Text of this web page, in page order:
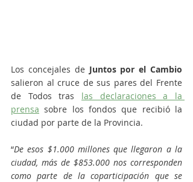
Los concejales de Juntos por el Cambio
salieron al cruce de sus pares del Frente
de Todos tras las declaraciones a la
prensa sobre los fondos que recibió la
ciudad por parte de la Provincia.
“De esos $1.000 millones que llegaron a la
ciudad, más de $853.000 nos corresponden
como parte de la coparticipación que se